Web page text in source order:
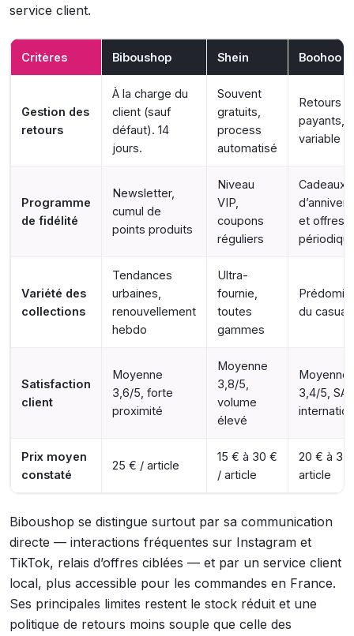
service client.
Critères Biboushop Shein Boohoo
Gestion des
retours
À la charge du
client (sauf
défaut). 14
jours.
Souvent
gratuits,
process
automatisé
Retours
payants,
variable
Programme
de fidélité
Newsletter,
cumul de
points produits
Niveau
VIP,
coupons
réguliers
Cadeaux
et offres
Variété des
collections
Tendances
urbaines,
renouvellement
hebdo
Ultra-
fournie,
toutes
gammes
du
Satisfaction
client
Moyenne
3,6/5, forte
proximité
Moyenne
3,8/5,
volume
élevé
Moyenne
3,4/5, SAV
Prix moyen
constaté
25 € / article
15 € à 30 €
/ article
20 € à 35
article
Biboushop se distingue surtout par sa communication
directe — interactions fréquentes sur Instagram et
TikTok, relais d’offres ciblées — et par un service client
local, plus accessible pour les commandes en France.
Ses principales limites restent le stock réduit et une
politique de retours moins souple que celle des